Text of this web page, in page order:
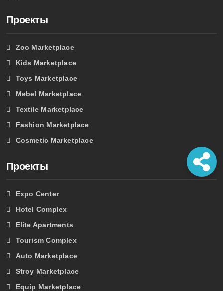
Проекты
Zoo Marketplace
Kids Marketplace
Toys Marketplace
Mebel Marketplace
Textile Marketplace
Fashion Marketplace
Cosmetic Marketplace
Проекты
Expo Center
Hotel Complex
Elite Apartments
Tourism Complex
Auto Marketplace
Stroy Marketplace
Equip Marketplace